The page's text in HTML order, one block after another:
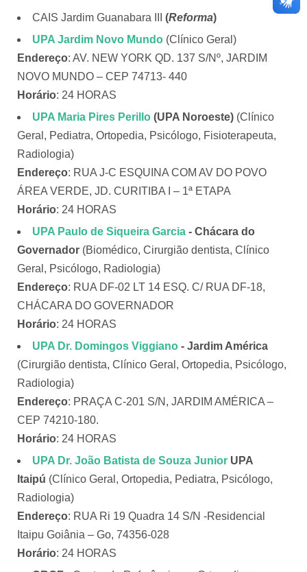
CAIS Jardim Guanabara III (Reforma)
UPA Jardim Novo Mundo (Clínico Geral)
Endereço: AV. NEW YORK QD. 137 S/Nº, JARDIM
NOVO MUNDO – CEP 74713- 440
Horário: 24 HORAS
UPA Maria Pires Perillo (UPA Noroeste) (Clínico
Geral, Pediatra, Ortopedia, Psicólogo, Fisioterapeuta,
Radiologia)
Endereço: RUA J-C ESQUINA COM AV DO POVO
ÁREA VERDE, JD. CURITIBA I – 1ª ETAPA
Horário: 24 HORAS
UPA Paulo de Siqueira Garcia - Chácara do
Governador (Biomédico, Cirurgião dentista, Clínico
Geral, Psicólogo, Radiologia)
Endereço: RUA DF-02 LT 14 ESQ. C/ RUA DF-18,
CHÁCARA DO GOVERNADOR
Horário: 24 HORAS
UPA Dr. Domingos Viggiano - Jardim América
(Cirurgião dentista, Clínico Geral, Ortopedia, Psicólogo,
Radiologia)
Endereço: PRAÇA C-201 S/N, JARDIM AMÉRICA –
CEP 74210-180.
Horário: 24 HORAS
UPA Dr. João Batista de Souza Junior UPA
Itaipú (Clínico Geral, Ortopedia, Pediatra, Psicólogo,
Radiologia)
Endereço: RUA Ri 19 Quadra 14 S/N -Residencial
Itaipu Goiânia – Go, 74356-028
Horário: 24 HORAS